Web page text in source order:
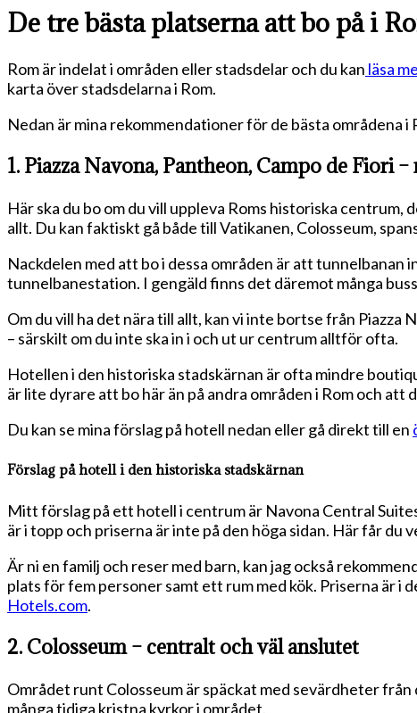
De tre bästa platserna att bo på i
Rom är indelat i områden eller stadsdelar och du kan läsa
karta över stadsdelarna i Rom.
Nedan är mina rekommendationer för de bästa områdena i
1. Piazza Navona, Pantheon, Campo de Fiori
Här ska du bo om du vill uppleva Roms historiska
allt. Du kan faktiskt gå både till Vatikanen, Colosseum,
Nackdelen med att bo i dessa områden är att
tunnelbanestation. I gengäld finns det däremot många
Om du vill ha det nära till allt, kan vi inte bortse från Piazza
– särskilt om du inte ska in i och ut ur centrum alltför ofta.
Hotellen i den historiska stadskärnan är ofta mindre
är lite dyrare att bo här än på andra områden i Rom och
Du kan se mina förslag på hotell nedan eller gå direkt till en
Förslag på hotell i den historiska stadskärnan
Mitt förslag på ett hotell i centrum är Navona Central
är i topp och priserna är inte på den höga sidan. Här får du
Är ni en familj och reser med barn, kan jag också
plats för fem personer samt ett rum med kök. Priserna är i
Hotels.com.
2. Colosseum – centralt och väl anslutet
Området runt Colosseum är späckat med sevärdheter
många tidiga kristna kyrkor i området.